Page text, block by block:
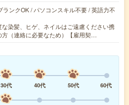
ランクOK / パソコンスキル不要 / 英語力不
染髪、ヒゲ、ネイルはご遠慮ください携
方（連絡に必要なため）【雇用契…
30代 40代 50代
60代